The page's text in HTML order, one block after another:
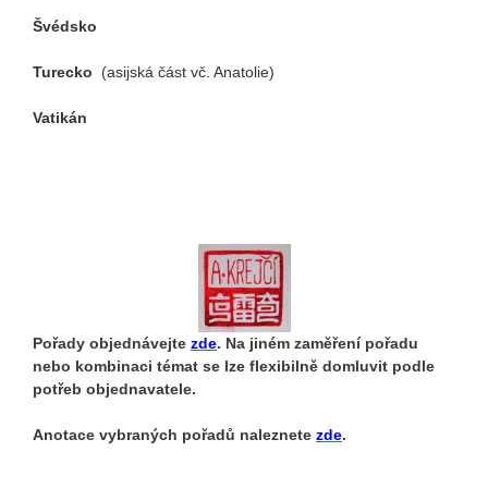
Švédsko
Turecko (asijská část vč. Anatolie)
Vatikán
Pořady objednávejte zde. Na jiném zaměření pořadu
nebo kombinaci témat se lze flexibilně domluvit podle
potřeb objednavatele.
Anotace vybraných pořadů naleznete zde.